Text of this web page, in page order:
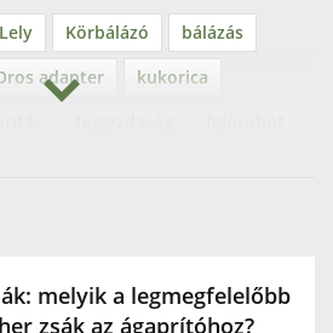
Lely Körbálázó
bálázás
adapter
kukorica
Hamster
melyik a legmegfelelőbb
zsák az ágaprítóhoz?